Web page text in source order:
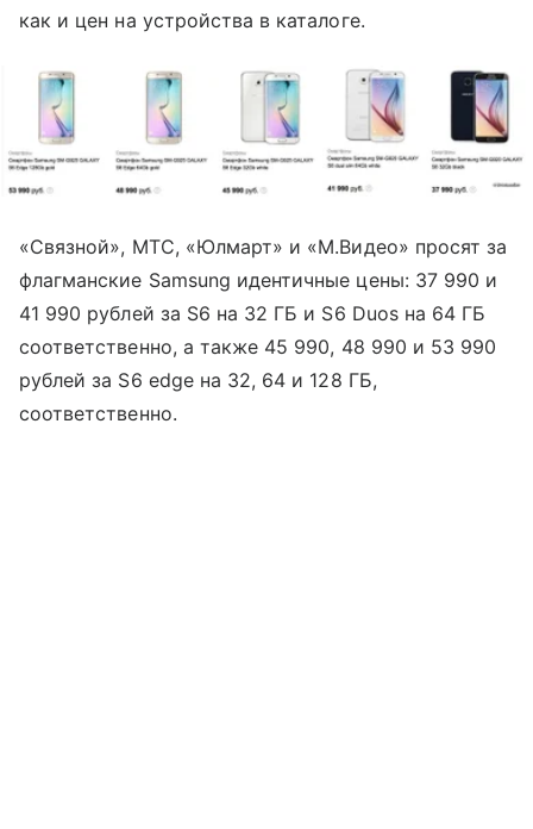
как и цен на устройства в каталоге.
«Связной», МТС, «Юлмарт» и «М.Видео» просят за
флагманские Samsung идентичные цены: 37 990 и
41 990 рублей за S6 на 32 ГБ и S6 Duos на 64 ГБ
соответственно, а также 45 990, 48 990 и 53 990
рублей за S6 edge на 32, 64 и 128 ГБ,
соответственно.